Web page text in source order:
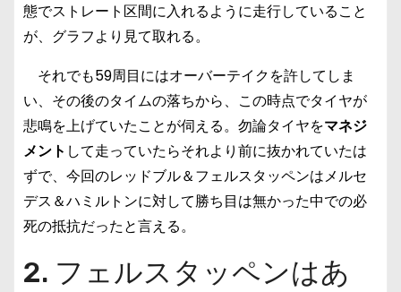
態でストレート区間に入れるように走行していること
が、グラフより見て取れる。
それでも59周目にはオーバーテイクを許してしま
い、その後のタイムの落ちから、この時点でタイヤが
悲鳴を上げていたことが伺える。勿論タイヤをマネジ
メント して走っていたらそれより前に抜かれていたは
ずで、今回のレッドブル＆フェルスタッペンはメルセ
デス＆ハミルトンに対して勝ち目は無かった中での必
死の抵抗だったと言える。
2. フェルスタッペンはあ